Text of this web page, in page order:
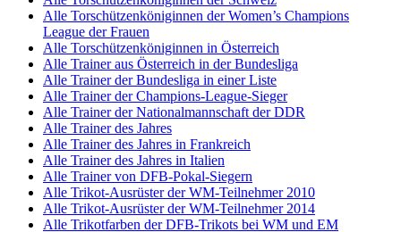
Alle Torschützenköniginnen der Women’s Champions
League der Frauen
Alle Torschützenköniginnen in Österreich
Alle Trainer aus Österreich in der Bundesliga
Alle Trainer der Bundesliga in einer Liste
Alle Trainer der Champions-League-Sieger
Alle Trainer der Nationalmannschaft der DDR
Alle Trainer des Jahres
Alle Trainer des Jahres in Frankreich
Alle Trainer des Jahres in Italien
Alle Trainer von DFB-Pokal-Siegern
Alle Trikot-Ausrüster der WM-Teilnehmer 2010
Alle Trikot-Ausrüster der WM-Teilnehmer 2014
Alle Trikotfarben der DFB-Trikots bei WM und EM